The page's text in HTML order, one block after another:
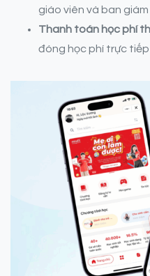
giáo viên và ban giám
Thanh toán học phí
đóng học phí trực